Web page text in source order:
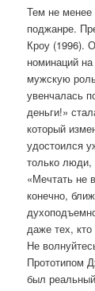
Тем не менее
поджанре.
Кроу (1996).
номинаций
мужскую
увенчалась
деньги!»
который
удостоился
только
«Мечтать не
конечно,
даже тех,
Не
Прототипом
был